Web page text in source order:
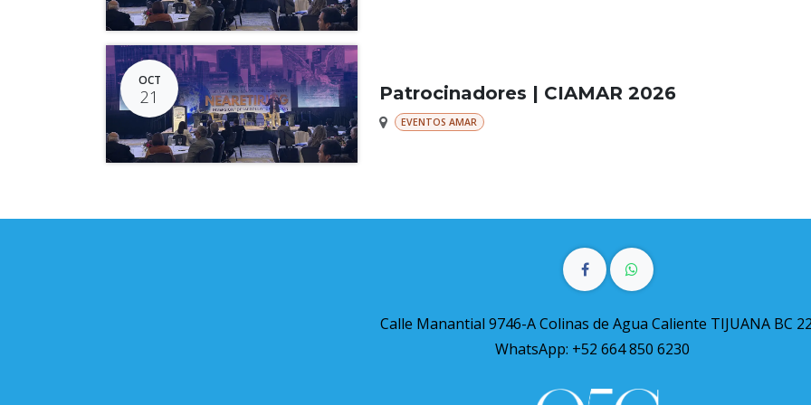
OCT
21 Patrocinadores | CIAMAR 2026
EVENTOS AMAR
Calle Manantial 9746-A Colinas de Agua Caliente TIJUANA BC
WhatsApp: +52 664 850 6230